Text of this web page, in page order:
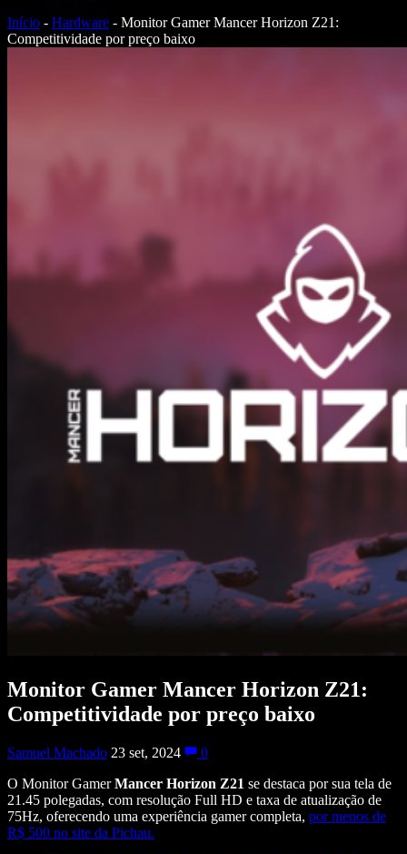
Início - Hardware - Monitor Gamer Mancer Horizon Z21:
Competitividade por preço baixo
Monitor Gamer Mancer Horizon Z21:
Competitividade por preço baixo
Samuel Machado 23 set, 2024
0
O Monitor GamerMancer Horizon Z21 se destaca por sua tela de
21.45 polegadas, com resolução Full HD e taxa de atualização de
75Hz, oferecendo uma experiência gamer completa, por menos de
R$ 500 no site da Pichau.